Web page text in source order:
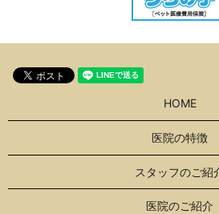
HOME
医院の特徴
スタッフのご紹
医院のご紹介